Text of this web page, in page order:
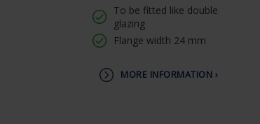
To be fitted like double
glazing
Flange width 24 mm
MORE INFORMATION ›